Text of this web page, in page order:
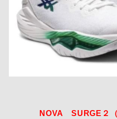
NOVA SURGE２（